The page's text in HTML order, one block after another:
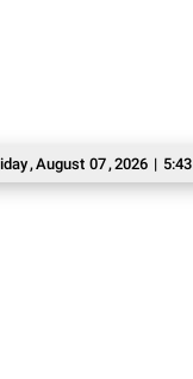
,August 07,2026 |
Tinjau Jembatan